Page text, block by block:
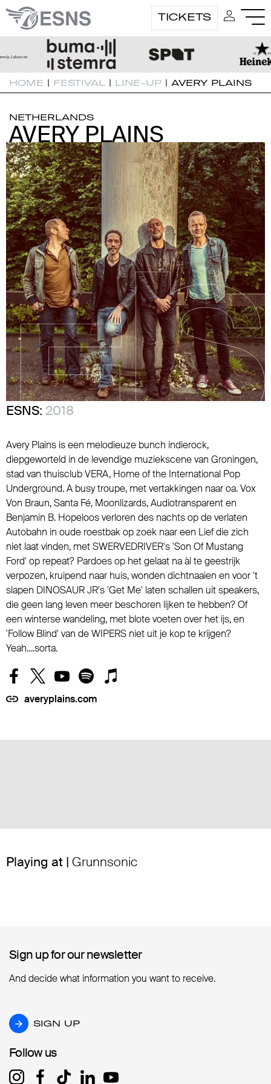
TICKETS
HOME | FESTIVAL | LINE-UP | AVERY PLAINS
NETHERLANDS
AVERY PLAINS
AVERY PLAINS
ESNS: 2018
Avery Plains is een melodieuze bunch indierock,
diepgeworteld in de levendige muziekscene van Groningen,
stad van thuisclub VERA, Home of the International Pop
Underground. A busy troupe, met vertakkingen naar oa. Vox
Von Braun, Santa Fé, Moonlizards, Audiotransparent en
Benjamin B. Hopeloos verloren des nachts op de verlaten
Autobahn in oude roestbak op zoek naar een Lief die zich
niet laat vinden, met SWERVEDRIVER's 'Son Of Mustang
Ford' op repeat? Pardoes op het gelaat na àl te geestrijk
verpozen, kruipend naar huis, wonden dichtnaaien en voor 't
slapen DINOSAUR JR's 'Get Me' laten schallen uit speakers,
die geen lang leven meer beschoren lijken te hebben? Of
een winterse wandeling, met blote voeten over het ijs, en
'Follow Blind' van de WIPERS niet uit je kop te krijgen?
Yeah….sorta.
averyplains.com
Playing at | Grunnsonic
Sign up for our newsletter
Sign up for our newsletter
And decide what information you want to receive.
SIGN UP
SIGN UP
Follow us
Follow us